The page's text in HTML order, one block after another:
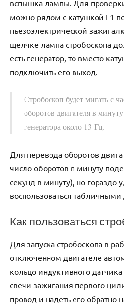
вспышка лампы. Для
можно рядом с катушкой L1
пьезоэлектрической
щелчке лампа стробоскопа
есть генератор, то вместо
подключить его выход.
Стробоскоп будет мигать с
оборотов двигателя в минуту
генератора около 13 Гц.
Для перевода оборотов
число оборотов в минуту
секунд в минуту), но гораздо
воспользоваться
Как пользоваться
Для запуска стробоскопа в
отключенном двигателе
кольцо индуктивного
свечи зажигания первого
провод и надеть его обратно